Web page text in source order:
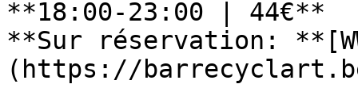
**18:00-23:00 | 44€**
**Sur réservation:
(https://